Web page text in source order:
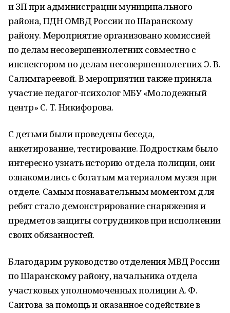
и ЗП при администрации муниципального
района, ПДН ОМВД России по Шаранскому
району. Мероприятие организовано комиссией
по делам несовершеннолетних совместно с
инспектором по делам несовершеннолетних Э. В.
Салимгареевой. В мероприятии также приняла
участие педагог-психолог МБУ «Молодежный
центр» С. Т. Никифорова.
С детьми были проведены беседа,
анкетирование, тестирование. Подросткам было
интересно узнать историю отдела полиции, они
ознакомились с богатым материалом музея при
отделе. Самым познавательным моментом для
ребят стало демонстрирование снаряжения и
предметов защиты сотрудников при исполнении
своих обязанностей.
Благодарим руководство отделения МВД России
по Шаранскому району, начальника отдела
участковых уполномоченных полиции А. Ф.
Саитова за помощь и оказанное содействие в